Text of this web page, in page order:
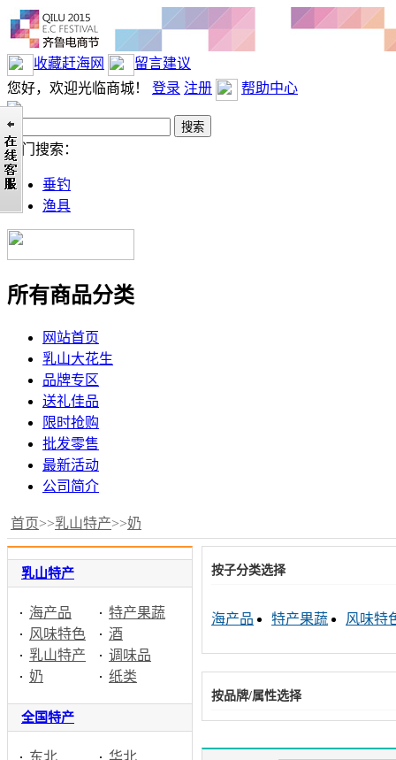
收藏赶海网
留言建议
您好，欢迎光临商城！ 登录 注册 帮助中心
热门搜索：
垂钓
渔具
所有商品分类
网站首页
乳山大花生
品牌专区
送礼佳品
限时抢购
批发零售
最新活动
公司简介
首页>>乳山特产>>奶
乳山特产
海产品
特产果蔬
风味特色
酒
乳山特产
调味品
奶
纸类
全国特产
按子分类选择
海产品 特产果蔬 风味特
按品牌/属性选择